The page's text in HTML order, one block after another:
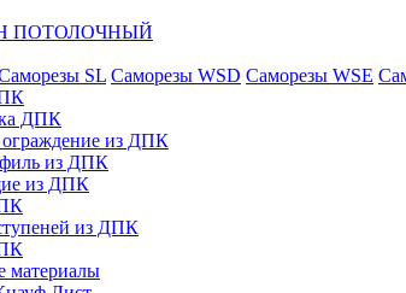
ПОТОЛОЧНЫЙ
SL Саморезы WSD Саморезы WSE
ДПК
ограждение из ДПК
из ДПК
из ДПК
из ДПК
материалы